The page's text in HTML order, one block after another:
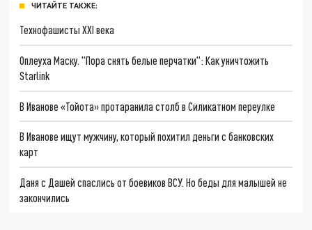
ЧИТАЙТЕ ТАКЖЕ:
Технофашисты XXI века
Оплеуха Маску. "Пора снять белые перчатки": Как уничтожить
Starlink
В Иванове «Тойота» протаранила столб в Силикатном переулке
В Иванове ищут мужчину, который похитил деньги с банковских
карт
Даня с Дашей спаслись от боевиков ВСУ. Но беды для малышей не
закончились